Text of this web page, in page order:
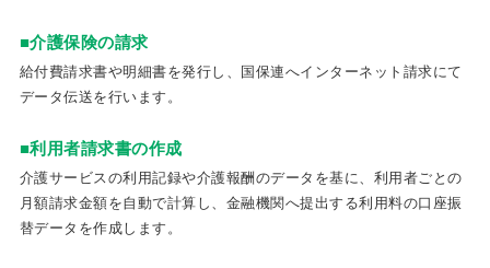
■介護保険の請求
給付費請求書や明細書を発行し、国保連へインターネット請求にて
データ伝送を行います。
■利用者請求書の作成
介護サービスの利用記録や介護報酬のデータを基に、利用者ごとの
月額請求金額を自動で計算し、金融機関へ提出する利用料の口座振
替データを作成します。